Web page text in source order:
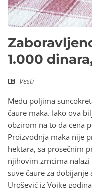
1.000
Vesti
Među poljima
čaure maka. Iako ova
obzirom na to da cena
Proizvodnja maka nije
hektara, sa prosečnim
njihovim zrncima
suve čaure za
Urošević iz Vojke